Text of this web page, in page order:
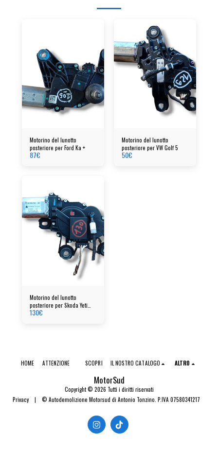
Motorino del lunotto
posteriore per Ford Ka +
87€
Motorino del lunotto
posteriore per VW Golf 5
50€
Motorino del lunotto
posteriore per Skoda Yeti
cod: 5J7955711B
130€
MotorSud
Copyright © 2026 Tutti i diritti riservati
Privacy| © Autodemolizione Motorsud di Antonio Tonzino. P.IVA 07580341217
HOME ATTENZIONE SCOPRI IL NOSTRO CATALOGO ALTRO